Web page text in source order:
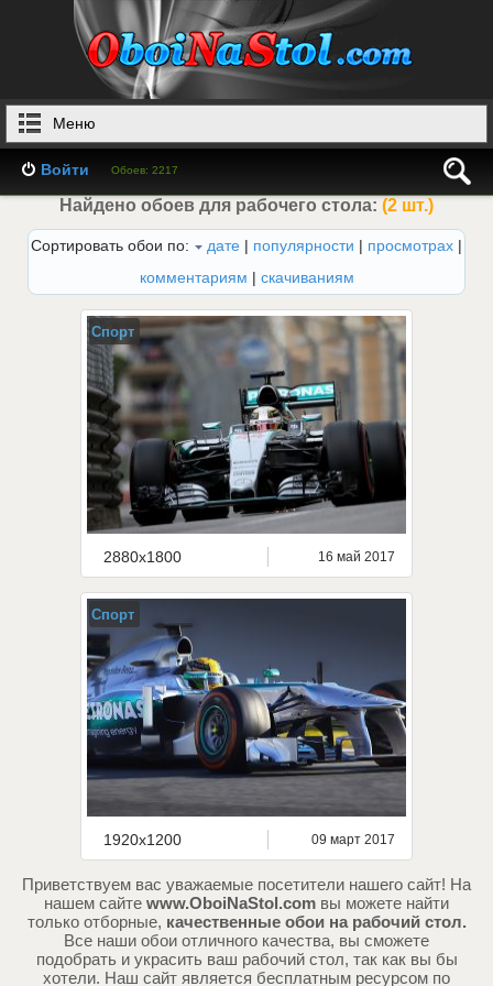
Меню
Войти Обоев: 2217
Найдено обоев для рабочего стола: (2 шт.)
Сортировать обои по: дате | популярности | просмотрах |
комментариям | скачиваниям
Спорт
2880x1800 16 май 2017
Спорт
1920x1200 09 март 2017
Приветствуем вас уважаемые посетители нашего сайт! На
нашем сайте www.OboiNaStol.com вы можете найти
только отборные, качественные обои на рабочий стол.
Все наши обои отличного качества, вы сможете
подобрать и украсить ваш рабочий стол, так как вы бы
хотели. Наш сайт является бесплатным ресурсом по